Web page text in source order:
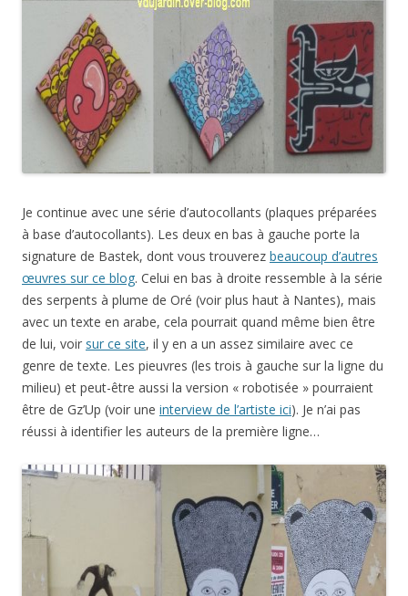
Je continue avec une série d’autocollants (plaques préparées
à base d’autocollants). Les deux en bas à gauche porte la
signature de Bastek, dont vous trouverez beaucoup d’autres
œuvres sur ce blog. Celui en bas à droite ressemble à la série
des serpents à plume de Oré (voir plus haut à Nantes), mais
avec un texte en arabe, cela pourrait quand même bien être
de lui, voir sur ce site, il y en a un assez similaire avec ce
genre de texte. Les pieuvres (les trois à gauche sur la ligne du
milieu) et peut-être aussi la version « robotisée » pourraient
être de Gz’Up (voir une interview de l’artiste ici). Je n’ai pas
réussi à identifier les auteurs de la première ligne…